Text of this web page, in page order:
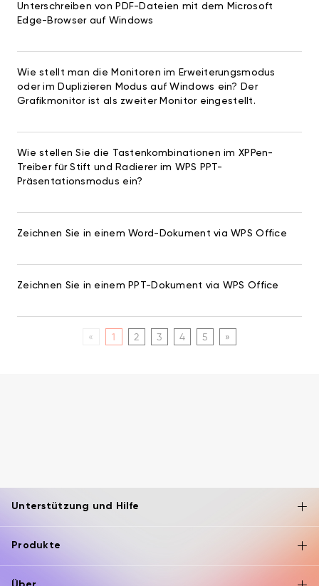
Unterschreiben von PDF-Dateien mit dem Microsoft
Edge-Browser auf Windows
Wie stellt man die Monitoren im Erweiterungsmodus
oder im Duplizieren Modus auf Windows ein? Der
Grafikmonitor ist als zweiter Monitor eingestellt.
Wie stellen Sie die Tastenkombinationen im XPPen-
Treiber für Stift und Radierer im WPS PPT-
Präsentationsmodus ein?
Zeichnen Sie in einem Word-Dokument via WPS Office
Zeichnen Sie in einem PPT-Dokument via WPS Office
« 1 2 3 4 5 »
Unterstützung und Hilfe
Produkte